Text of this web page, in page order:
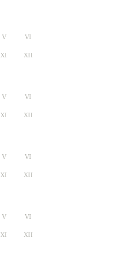
V VI
XI XII
V VI
XI XII
V VI
XI XII
V VI
XI XII